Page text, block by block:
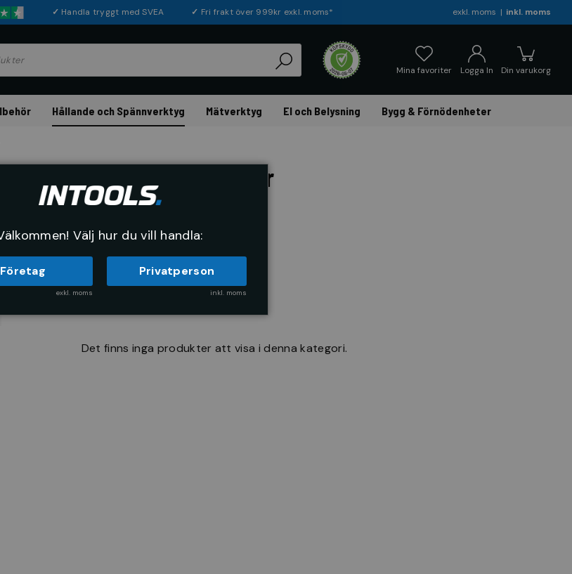
exkl. moms inkl. moms
✓ Handla tryggt med SVEA ✓ Fri frakt över 999kr exkl. moms*
Din varukorg
Logga In
Mina favoriter
Hållande och Spännverktyg Mätverktyg El och Belysning Bygg & Förnödenheter
Klämhylsor
Det finns inga produkter att visa i denna kategori.
Välj hur du vill handla:
Företag
exkl. moms
Privatperson
inkl. moms